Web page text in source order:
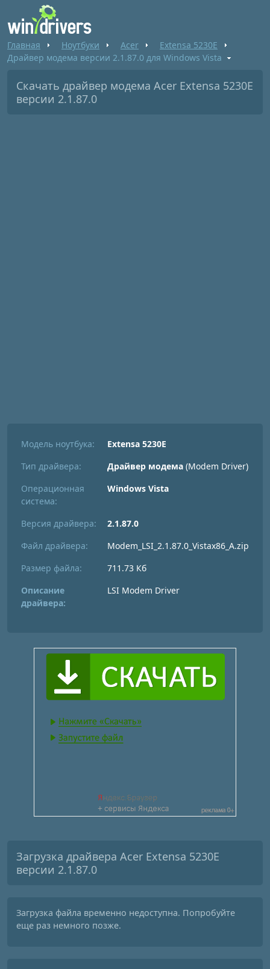
Главная Ноутбуки Acer
Extensa 5230E
Драйвер модема версии 2.1.87.0 для Windows Vista
Скачать драйвер модема Acer Extensa 5230E
версии 2.1.87.0
Модель ноутбука:
Extensa 5230E
Тип драйвера:
Драйвер модема (Modem Driver)
Операционная
система:
Windows Vista
Версия драйвера:
2.1.87.0
Файл драйвера:
Modem_LSI_2.1.87.0_Vistax86_A.zip
Размер файла:
711.73 Кб
Описание
драйвера:
LSI Modem Driver
Загрузка драйвера Acer Extensa 5230E
версии 2.1.87.0
Загрузка файла временно недоступна. Попробуйте
еще раз немного позже.